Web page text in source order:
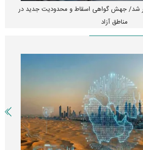
شد/ جهش گواهی اسقاط و محدودیت جدید در
مناطق آزاد